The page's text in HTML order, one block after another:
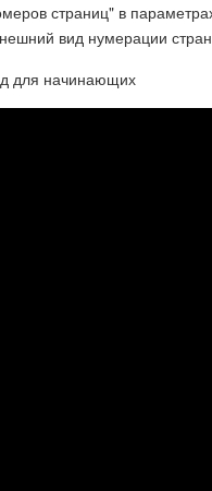
страниц" в
вид нумерации
для начинающих